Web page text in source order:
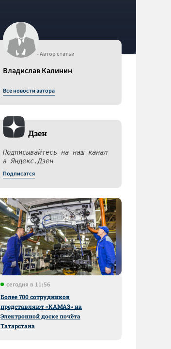
- Автор статьи
Владислав Калинин
Все новости автора
Дзен
Подписывайтесь на наш канал
в Яндекс.Дзен
Подписатся
сегодня в 11:56
Более 700 сотрудников
представляют «КАМАЗ» на
Электронной доске почёта
Татарстана